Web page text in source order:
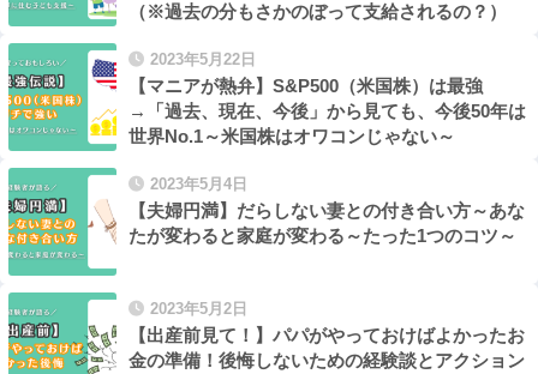
（※過去の分もさかのぼって支給されるの？）
2023年5月22日
【マニアが熱弁】S&P500（米国株）は最強
→「過去、現在、今後」から見ても、今後50年は
世界No.1～米国株はオワコンじゃない～
2023年5月4日
【夫婦円満】だらしない妻との付き合い方～あな
たが変わると家庭が変わる～たった1つのコツ～
2023年5月2日
【出産前見て！】パパがやっておけばよかったお
金の準備！後悔しないための経験談とアクション